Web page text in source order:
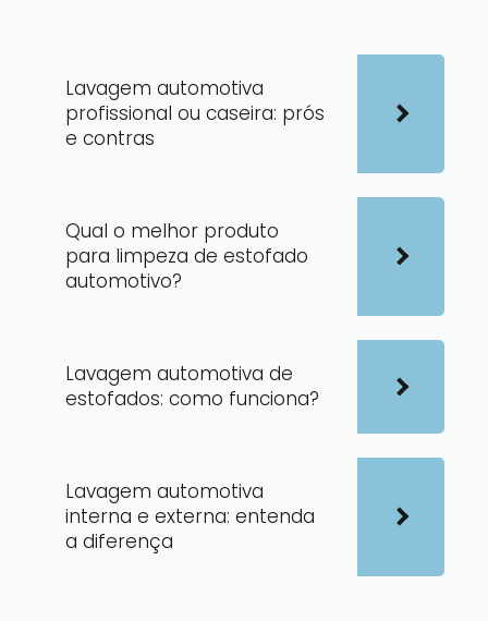
Lavagem automotiva
profissional ou caseira: prós
e contras
Qual o melhor produto
para limpeza de estofado
automotivo?
Lavagem automotiva de
estofados: como funciona?
Lavagem automotiva
interna e externa: entenda
a diferença